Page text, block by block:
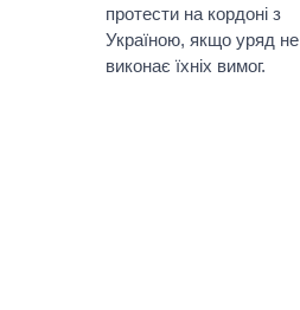
протести на кордоні з
Україною, якщо уряд не
виконає їхніх вимог.